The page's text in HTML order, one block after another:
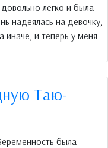
легко и была
надеялась на девочку,
иначе, и теперь у меня
Таю-
была